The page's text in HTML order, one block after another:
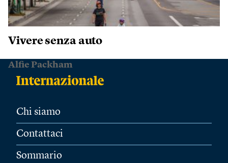
Vivere senza auto
Alfie Packham
Chi siamo
Contattaci
Sommario